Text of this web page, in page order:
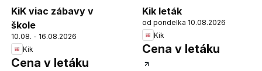
KiK viac zábavy v
škole
10.08. - 16.08.2026
Kik
Cena v letáku
Kik leták
od pondelka 10.08.2026
Kik
Cena v letáku